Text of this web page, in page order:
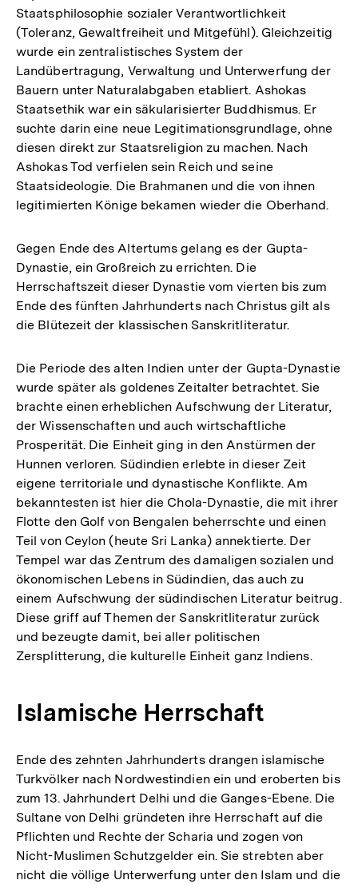
Staatsphilosophie sozialer Verantwortlichkeit
(Toleranz, Gewaltfreiheit und Mitgefühl). Gleichzeitig
wurde ein zentralistisches System der
Landübertragung, Verwaltung und Unterwerfung der
Bauern unter Naturalabgaben etabliert. Ashokas
Staatsethik war ein säkularisierter Buddhismus. Er
suchte darin eine neue Legitimationsgrundlage, ohne
diesen direkt zur Staatsreligion zu machen. Nach
Ashokas Tod verfielen sein Reich und seine
Staatsideologie. Die Brahmanen und die von ihnen
legitimierten Könige bekamen wieder die Oberhand.
Gegen Ende des Altertums gelang es der Gupta-
Dynastie, ein Großreich zu errichten. Die
Herrschaftszeit dieser Dynastie vom vierten bis zum
Ende des fünften Jahrhunderts nach Christus gilt als
die Blütezeit der klassischen Sanskritliteratur.
Die Periode des alten Indien unter der Gupta-Dynastie
wurde später als goldenes Zeitalter betrachtet. Sie
brachte einen erheblichen Aufschwung der Literatur,
der Wissenschaften und auch wirtschaftliche
Prosperität. Die Einheit ging in den Anstürmen der
Hunnen verloren. Südindien erlebte in dieser Zeit
eigene territoriale und dynastische Konflikte. Am
bekanntesten ist hier die Chola-Dynastie, die mit ihrer
Flotte den Golf von Bengalen beherrschte und einen
Teil von Ceylon (heute Sri Lanka) annektierte. Der
Tempel war das Zentrum des damaligen sozialen und
ökonomischen Lebens in Südindien, das auch zu
einem Aufschwung der südindischen Literatur beitrug.
Diese griff auf Themen der Sanskritliteratur zurück
und bezeugte damit, bei aller politischen
Zersplitterung, die kulturelle Einheit ganz Indiens.
Islamische Herrschaft
Ende des zehnten Jahrhunderts drangen islamische
Turkvölker nach Nordwestindien ein und eroberten bis
zum 13. Jahrhundert Delhi und die Ganges-Ebene. Die
Sultane von Delhi gründeten ihre Herrschaft auf die
Pflichten und Rechte der Scharia und zogen von
Nicht-Muslimen Schutzgelder ein. Sie strebten aber
nicht die völlige Unterwerfung unter den Islam und die